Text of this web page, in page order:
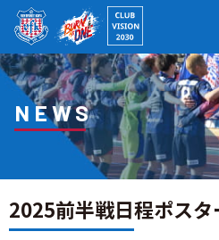
NEWS
2025前半戦日程ポスタ